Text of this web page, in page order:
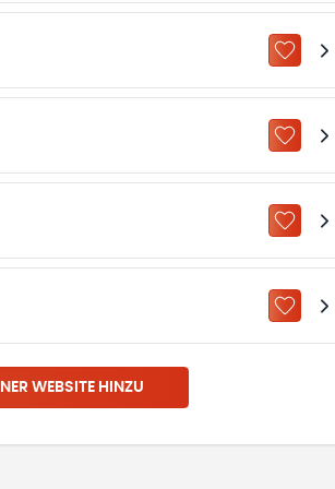
ZU
ZU
ZU
ZU
WEBSITE HINZU